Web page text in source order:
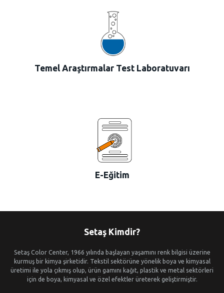
Temel Araştırmalar Test Laboratuvarı
E-Eğitim
Setaş Kimdir?
Setaş Color Center, 1966 yılında başlayan yaşamını renk bilgisi üzerine
kurmuş bir kimya şirketidir. Tekstil sektörüne yönelik boya ve kimyasal
üretimi ile yola çıkmış olup, ürün gamını kağıt, plastik ve metal sektörleri
için de boya, kimyasal ve özel efektler üreterek geliştirmiştir.